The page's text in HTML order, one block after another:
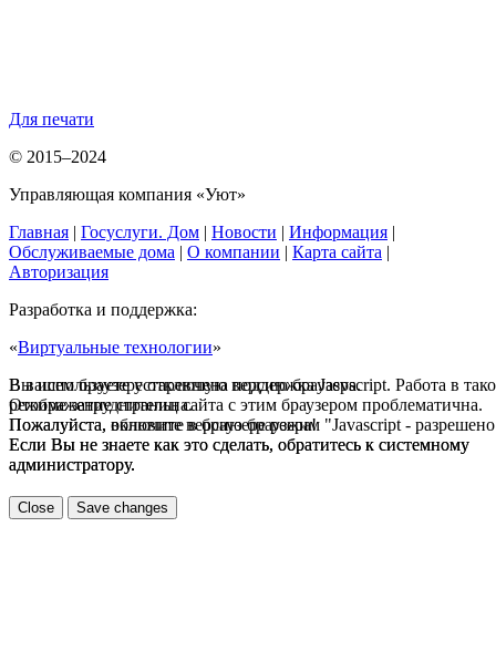
Для печати
© 2015–2024
Управляющая компания «Уют»
Главная | Госуслуги. Дом | Новости | Информация |
Обслуживаемые дома | О компании | Карта сайта |
Авторизация
Разработка и поддержка:
«Виртуальные технологии»
В вашем браузере отключена поддержка Jasvscript. Работа в
режиме затруднительна.
Пожалуйста, включите в браузере режим "Javascript -
Если Вы не знаете как это сделать, обратитесь к системному
администратору.
Вы используете устаревшую версию браузера.
Отображение страниц сайта с этим браузером проблематична.
Пожалуйста, обновите версию браузера!
Если Вы не знаете как это сделать, обратитесь к системному
администратору.
Close Save changes